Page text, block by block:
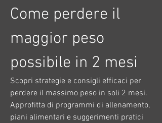
Come perdere il
maggior peso
possibile in 2 mesi
Scopri strategie e consigli efficaci per
perdere il massimo peso in soli 2 mesi.
Approfitta di programmi di allenamento,
piani alimentari e suggerimenti pratici